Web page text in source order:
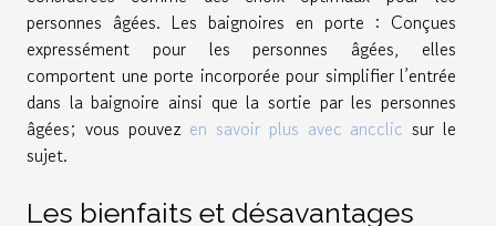
personnes âgées. Les baignoires en porte : Conçues
expressément pour les personnes âgées, elles
comportent une porte incorporée pour simplifier l’entrée
dans la baignoire ainsi que la sortie par les personnes
âgées; vous pouvez en savoir plus avec ancclic sur le
sujet.
Les bienfaits et désavantages